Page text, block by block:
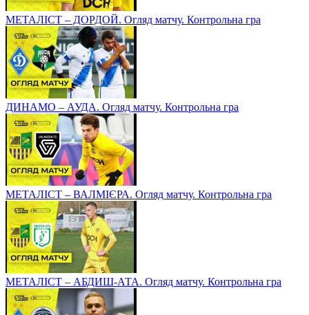
МЕТАЛІСТ – ДОРДОЙ. Огляд матчу. Контрольна гра
ДИНАМО – АУДА. Огляд матчу. Контрольна гра
МЕТАЛІСТ – ВАЛМІЄРА. Огляд матчу. Контрольна гра
МЕТАЛІСТ – АБДИШ-АТА. Огляд матчу. Контрольна гра